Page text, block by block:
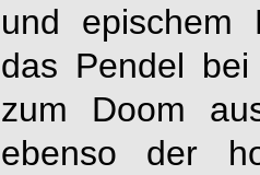
und epischem
das Pendel
zum Doom
ebenso der